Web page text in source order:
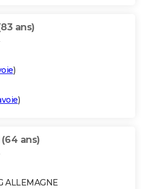
ans)
)
)
(64 ans)
ALLEMAGNE